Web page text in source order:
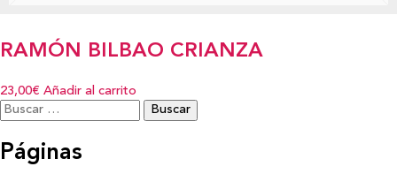
RAMÓN BILBAO CRIANZA
23,00€ Añadir al carrito
Buscar:
Páginas